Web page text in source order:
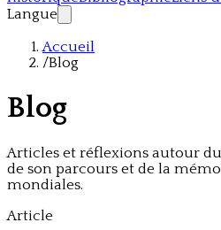
Langue
Accueil
/Blog
Blog
Articles et réflexions autour
de son parcours et de la
mondiales.
Article